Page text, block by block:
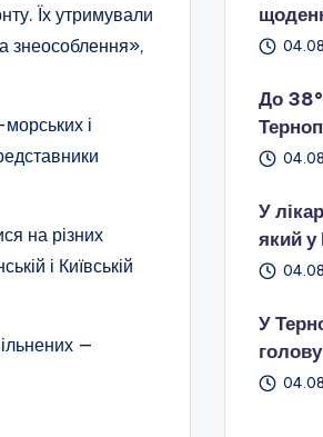
Їх утримували
знеособлення»,
і
на різних
і Київській
—
До 38°
У
який у
У